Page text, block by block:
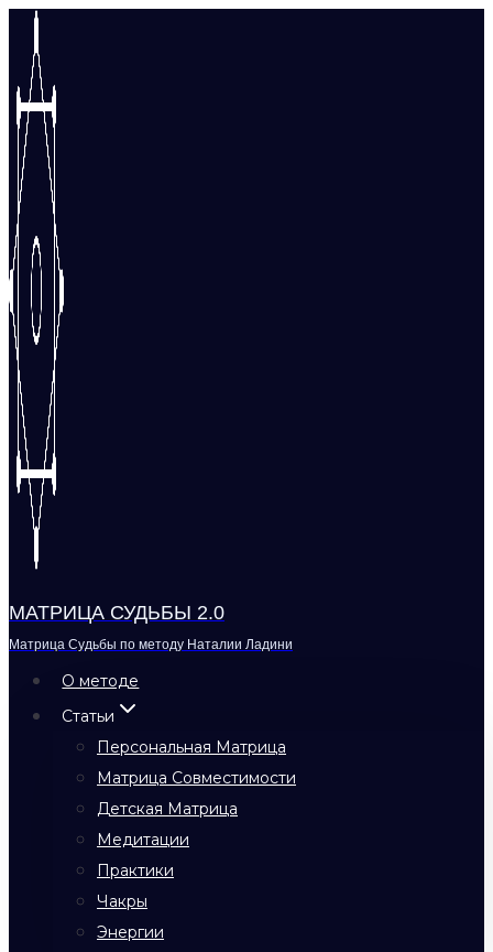
Перейти
содержимому
МАТРИЦА СУДЬБЫ 2.0
Матрица Судьбы по методу Наталии Ладини
О методе
Статьи
Персональная Матрица
Матрица Совместимости
Детская Матрица
Медитации
Практики
Чакры
Энергии